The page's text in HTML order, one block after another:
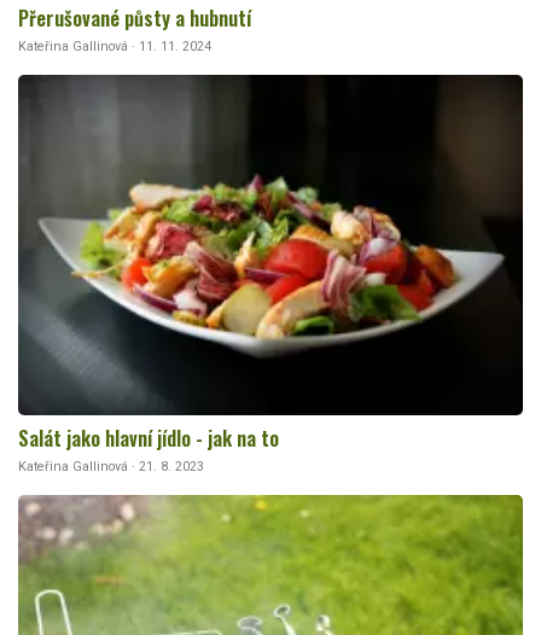
Přerušované půsty a hubnutí
Kateřina Gallinová · 11. 11. 2024
Salát jako hlavní jídlo - jak na to
Kateřina Gallinová · 21. 8. 2023